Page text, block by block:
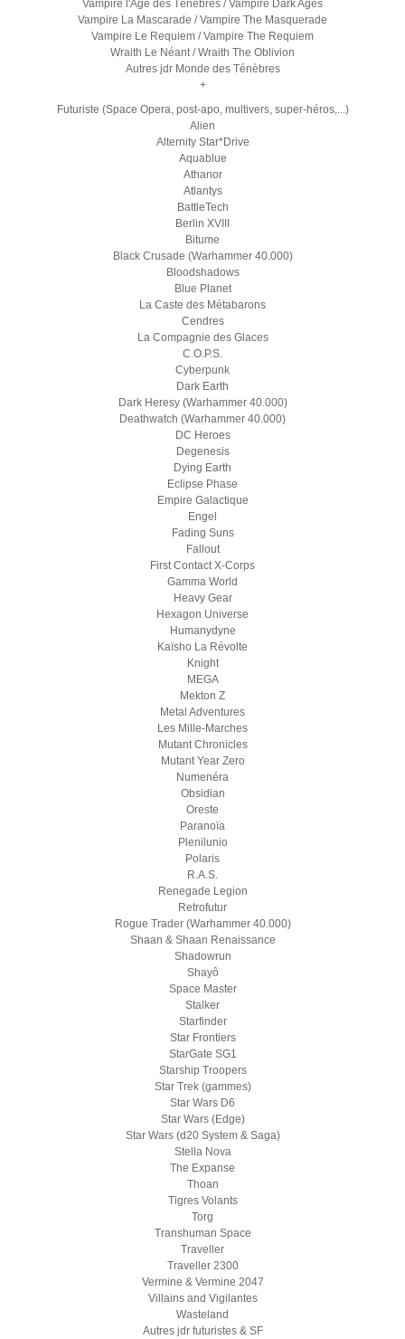
Vampire l'Age des Ténèbres / Vampire Dark Ages
Vampire La Mascarade / Vampire The Masquerade
Vampire Le Requiem / Vampire The Requiem
Wraith Le Néant / Wraith The Oblivion
Autres jdr Monde des Ténèbres
+
Futuriste (Space Opera, post-apo, multivers, super-héros,...)
Alien
Alternity Star*Drive
Aquablue
Athanor
Atlantys
BattleTech
Berlin XVIII
Bitume
Black Crusade (Warhammer 40.000)
Bloodshadows
Blue Planet
La Caste des Métabarons
Cendres
La Compagnie des Glaces
C.O.P.S.
Cyberpunk
Dark Earth
Dark Heresy (Warhammer 40.000)
Deathwatch (Warhammer 40.000)
DC Heroes
Degenesis
Dying Earth
Eclipse Phase
Empire Galactique
Engel
Fading Suns
Fallout
First Contact X-Corps
Gamma World
Heavy Gear
Hexagon Universe
Humanydyne
Kaïsho La Révolte
Knight
MEGA
Mekton Z
Metal Adventures
Les Mille-Marches
Mutant Chronicles
Mutant Year Zero
Numenéra
Obsidian
Oreste
Paranoïa
Plenilunio
Polaris
R.A.S.
Renegade Legion
Retrofutur
Rogue Trader (Warhammer 40.000)
Shaan & Shaan Renaissance
Shadowrun
Shayô
Space Master
Stalker
Starfinder
Star Frontiers
StarGate SG1
Starship Troopers
Star Trek (gammes)
Star Wars D6
Star Wars (Edge)
Star Wars (d20 System & Saga)
Stella Nova
The Expanse
Thoan
Tigres Volants
Torg
Transhuman Space
Traveller
Traveller 2300
Vermine & Vermine 2047
Villains and Vigilantes
Wasteland
Autres jdr futuristes & SF